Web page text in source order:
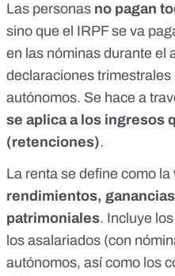
Las personas no pagan
sino que el IRPF se va
en las nóminas durante el
declaraciones trimestrales
autónomos. Se hace a
se aplica a los ingresos
(retenciones).
La renta se define como la
rendimientos,
patrimoniales. Incluye los
los asalariados (con
autónomos, así como los